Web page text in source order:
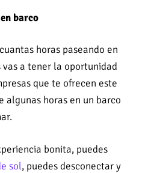
barco
horas paseando en
vas a tener la oportunidad
que te ofrecen este
algunas horas en un barco
bonita, puedes
sol, puedes desconectar y